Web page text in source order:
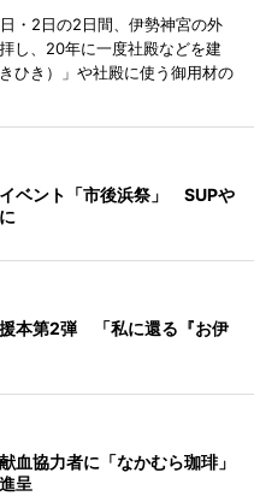
・2日の2日間、伊勢神宮の外
し、20年に一度社殿などを建
ひき）」や社殿に使う御用材の
ベント「市後浜祭」 SUPや
本第2弾 「私に還る『お伊
血協力者に「なかむら珈琲」
呈